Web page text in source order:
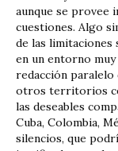
aunque se provee
cuestiones. Algo
de las
en un entorno
redacción paralelo
otros territorios
las deseables
Cuba, Colombia,
silencios, que